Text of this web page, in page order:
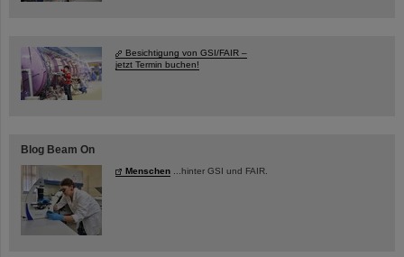
Besichtigung von GSI/FAIR –
jetzt Termin buchen!
Blog Beam On
Menschen ...hinter GSI und FAIR.